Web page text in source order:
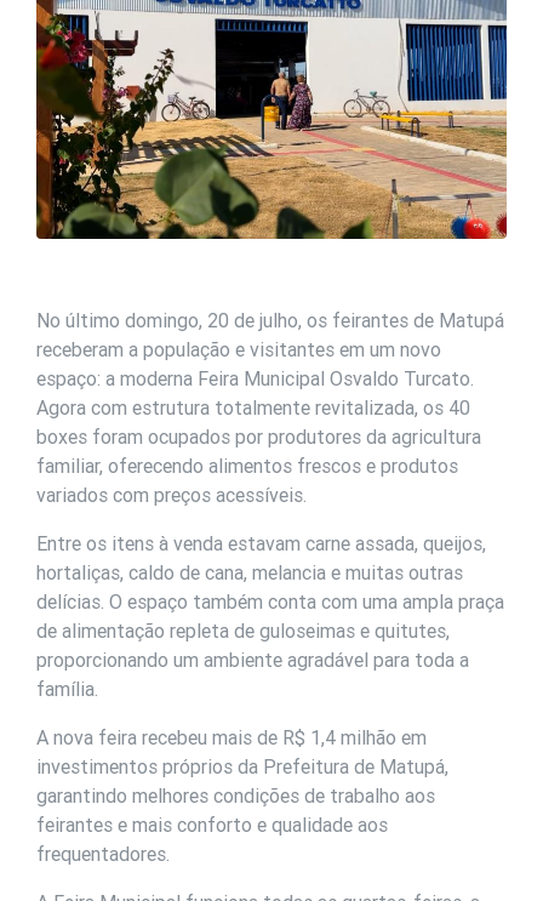
No último domingo, 20 de julho, os feirantes de Matupá
receberam a população e visitantes em um novo
espaço: a moderna Feira Municipal Osvaldo Turcato.
Agora com estrutura totalmente revitalizada, os 40
boxes foram ocupados por produtores da agricultura
familiar, oferecendo alimentos frescos e produtos
variados com preços acessíveis.
Entre os itens à venda estavam carne assada, queijos,
hortaliças, caldo de cana, melancia e muitas outras
delícias. O espaço também conta com uma ampla praça
de alimentação repleta de guloseimas e quitutes,
proporcionando um ambiente agradável para toda a
família.
A nova feira recebeu mais de R$ 1,4 milhão em
investimentos próprios da Prefeitura de Matupá,
garantindo melhores condições de trabalho aos
feirantes e mais conforto e qualidade aos
frequentadores.